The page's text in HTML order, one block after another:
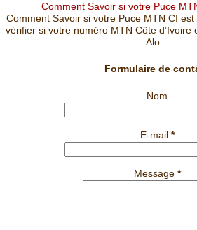
Comment Savoir si votre Puce
Comment Savoir si votre Puce MTN CI
vérifier si votre numéro MTN Côte d’Ivoire
Alo...
Formulaire de
Nom
E-mail *
Message *